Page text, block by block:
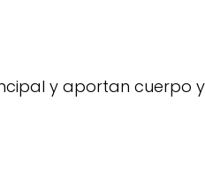
y aportan cuerpo